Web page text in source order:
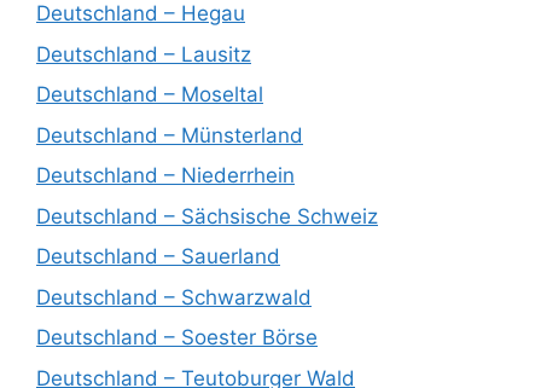
Deutschland – Hegau
Deutschland – Lausitz
Deutschland – Moseltal
Deutschland – Münsterland
Deutschland – Niederrhein
Deutschland – Sächsische Schweiz
Deutschland – Sauerland
Deutschland – Schwarzwald
Deutschland – Soester Börse
Deutschland – Teutoburger Wald